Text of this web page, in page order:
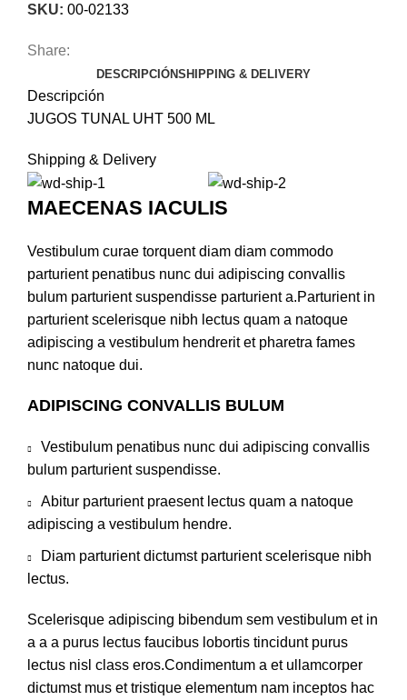
SKU: 00-02133
Share:
DESCRIPCIÓNSHIPPING & DELIVERY
Descripción
JUGOS TUNAL UHT 500 ML
Shipping & Delivery
MAECENAS IACULIS
Vestibulum curae torquent diam diam commodo
parturient penatibus nunc dui adipiscing convallis
bulum parturient suspendisse parturient a.Parturient in
parturient scelerisque nibh lectus quam a natoque
adipiscing a vestibulum hendrerit et pharetra fames
nunc natoque dui.
ADIPISCING CONVALLIS BULUM
Vestibulum penatibus nunc dui adipiscing convallis
bulum parturient suspendisse.
Abitur parturient praesent lectus quam a natoque
adipiscing a vestibulum hendre.
Diam parturient dictumst parturient scelerisque nibh
lectus.
Scelerisque adipiscing bibendum sem vestibulum et in
a a a purus lectus faucibus lobortis tincidunt purus
lectus nisl class eros.Condimentum a et ullamcorper
dictumst mus et tristique elementum nam inceptos hac